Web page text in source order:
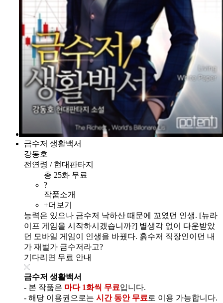
금수저 생활백서
강동호
전연령 / 현대판타지
총 25화 무료
?
작품소개
+더보기
능력은 있으나 금수저 낙하산 때문에 꼬였던 인생. [뉴라
이프 게임을 시작하시겠습니까?] 별생각 없이 다운받았
던 모바일 게임이 인생을 바꿨다. 흙수저 직장인이던 내
가 재벌가 금수저라고?
기다리면 무료 안내
금수저 생활백서
- 본 작품은 마다 1화씩 무료입니다.
- 해당 이용권으로는 시간 동안 무료 로 이용 가능합니다.